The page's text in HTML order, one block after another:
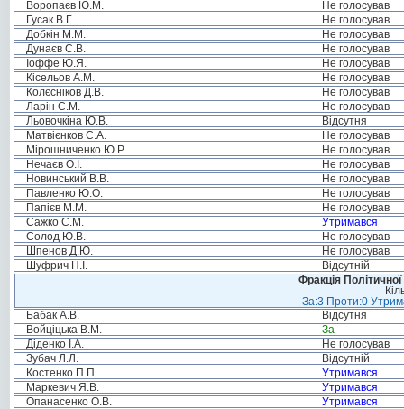
Воропаєв Ю.М.
Не голосував
Гусак В.Г.
Не голосував
Добкін М.М.
Не голосував
Дунаєв С.В.
Не голосував
Іоффе Ю.Я.
Не голосував
Кісельов А.М.
Не голосував
Колєсніков Д.В.
Не голосував
Ларін С.М.
Не голосував
Льовочкіна Ю.В.
Відсутня
Матвієнков С.А.
Не голосував
Мірошниченко Ю.Р.
Не голосував
Нечаєв О.І.
Не голосував
Новинський В.В.
Не голосував
Павленко Ю.О.
Не голосував
Папієв М.М.
Не голосував
Сажко С.М.
Утримався
Солод Ю.В.
Не голосував
Шпенов Д.Ю.
Не голосував
Шуфрич Н.І.
Відсутній
Фракція
За:3 Проти:0
Бабак А.В.
Відсутня
Войціцька В.М.
За
Діденко І.А.
Не голосував
Зубач Л.Л.
Відсутній
Костенко П.П.
Утримався
Маркевич Я.В.
Утримався
Опанасенко О.В.
Утримався